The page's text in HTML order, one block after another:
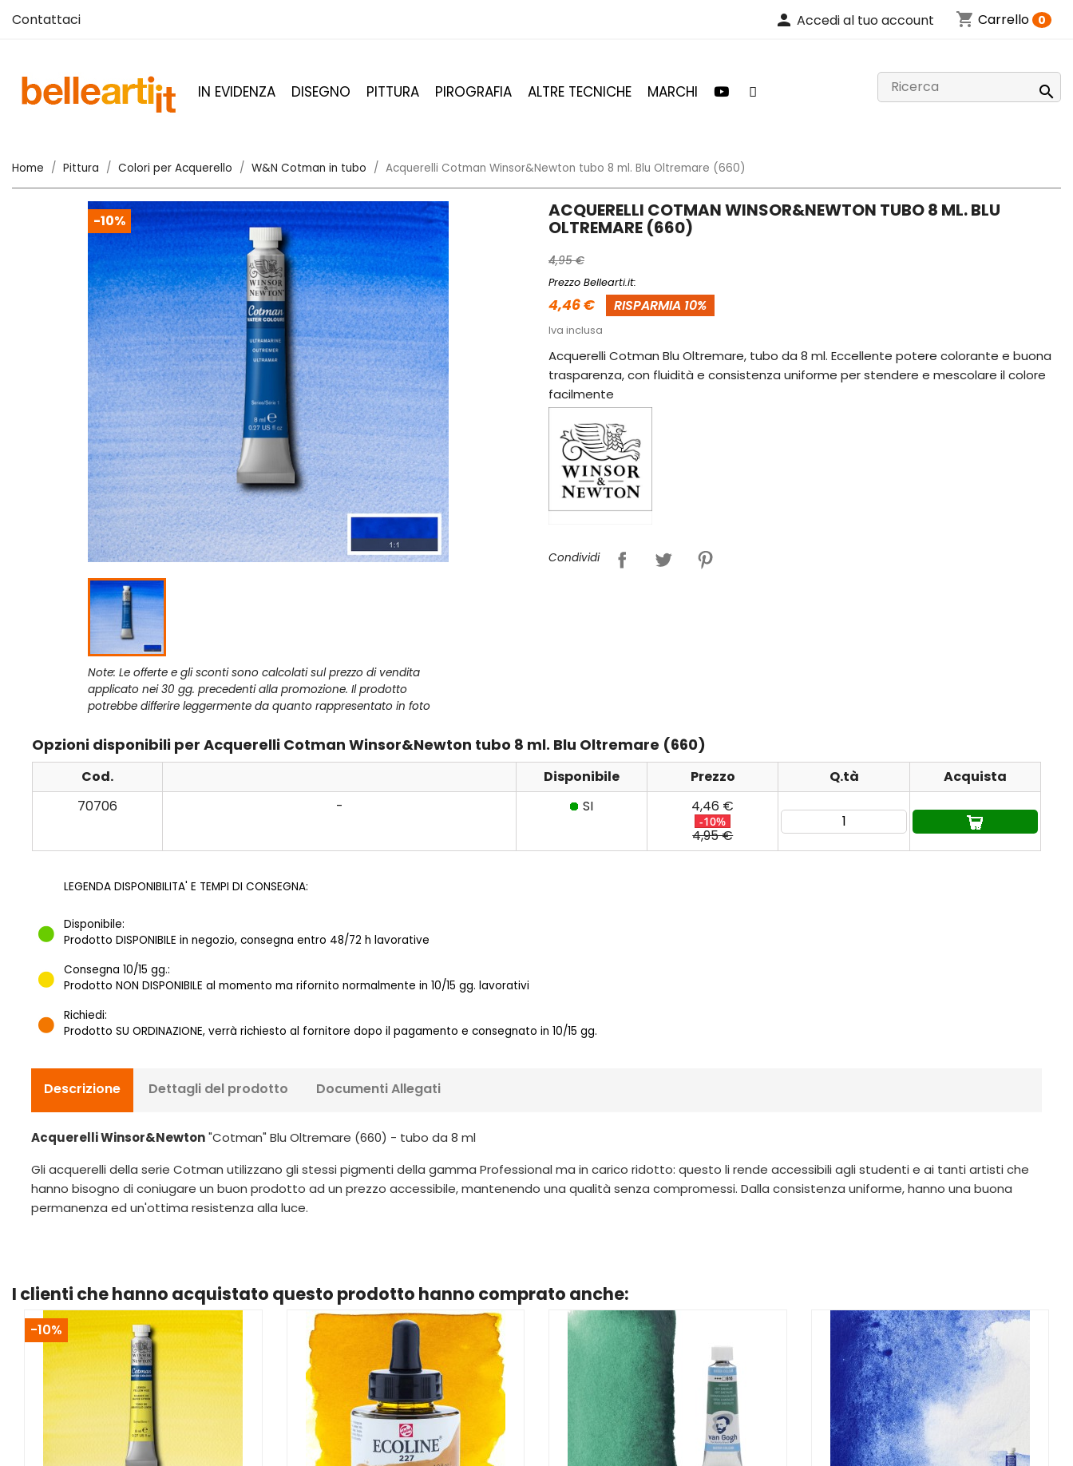
Contattaci person Accedi al tuo account shopping_cart Carrello 0
IN EVIDENZA DISEGNO PITTURA PIROGRAFIA ALTRE TECNICHE MARCHI 
Home Pittura Colori per Acquerello W&N Cotman in tubo Acquerelli Cotman Winsor&Newton tubo 8 ml. Blu Oltremare (660)
-10%
Note: Le offerte e gli sconti sono calcolati sul prezzo di vendita
applicato nei 30 gg. precedenti alla promozione. Il prodotto
potrebbe differire leggermente da quanto rappresentato in foto
ACQUERELLI COTMAN WINSOR&NEWTON TUBO 8 ML. BLU
OLTREMARE (660)
4,95 €
Prezzo Bellearti.it:
4,46 € RISPARMIA 10%
Iva inclusa
Acquerelli Cotman Blu Oltremare, tubo da 8 ml. Eccellente potere colorante e buona
trasparenza, con fluidità e consistenza uniforme per stendere e mescolare il colore
facilmente
Condividi
Opzioni disponibili per Acquerelli Cotman Winsor&Newton tubo 8 ml. Blu Oltremare (660)
Cod. Disponibile Prezzo Q.tà
Acquista
70706
- SI 4,46 €
-10%
4,95 €
LEGENDA DISPONIBILITA' E TEMPI DI CONSEGNA:
Disponibile:
Prodotto DISPONIBILE in negozio, consegna entro 48/72 h lavorative
Consegna 10/15 gg.:
Prodotto NON DISPONIBILE al momento ma rifornito normalmente in 10/15 gg. lavorativi
Richiedi:
Prodotto SU ORDINAZIONE, verrà richiesto al fornitore dopo il pagamento e consegnato in 10/15 gg.
Descrizione Dettagli del prodotto Documenti Allegati
Acquerelli Winsor&Newton"Cotman" Blu Oltremare (660) - tubo da 8 ml
Gli acquerelli della serie Cotman utilizzano gli stessi pigmenti della gamma Professional ma in carico ridotto: questo li rende accessibili agli studenti e ai tanti artisti che
hanno bisogno di coniugare un buon prodotto ad un prezzo accessibile, mantenendo una qualità senza compromessi. Dalla consistenza uniforme, hanno una buona
permanenza ed un'ottima resistenza alla luce.
I clienti che hanno acquistato questo prodotto hanno comprato anche:
-10%